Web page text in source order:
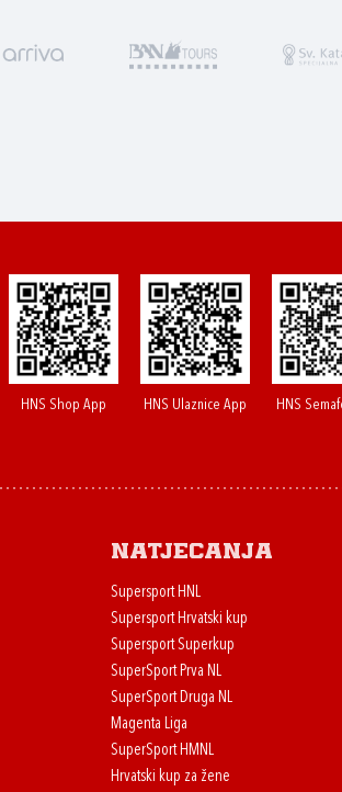
HNS Shop App HNS Ulaznice App HNS
Natjecanja
Supersport HNL
Supersport Hrvatski kup
Supersport Superkup
SuperSport Prva NL
SuperSport Druga NL
Magenta Liga
SuperSport HMNL
Hrvatski kup za žene